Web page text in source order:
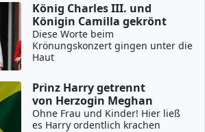
König Charles III. und
Königin Camilla gekrönt
Diese Worte beim
Krönungskonzert gingen unter die
Haut
Prinz Harry getrennt
von Herzogin Meghan
Ohne Frau und Kinder! Hier ließ
es Harry ordentlich krachen